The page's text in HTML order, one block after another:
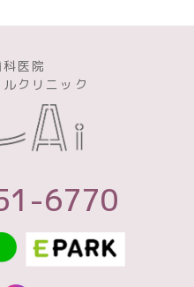
医院
クリニック
6770